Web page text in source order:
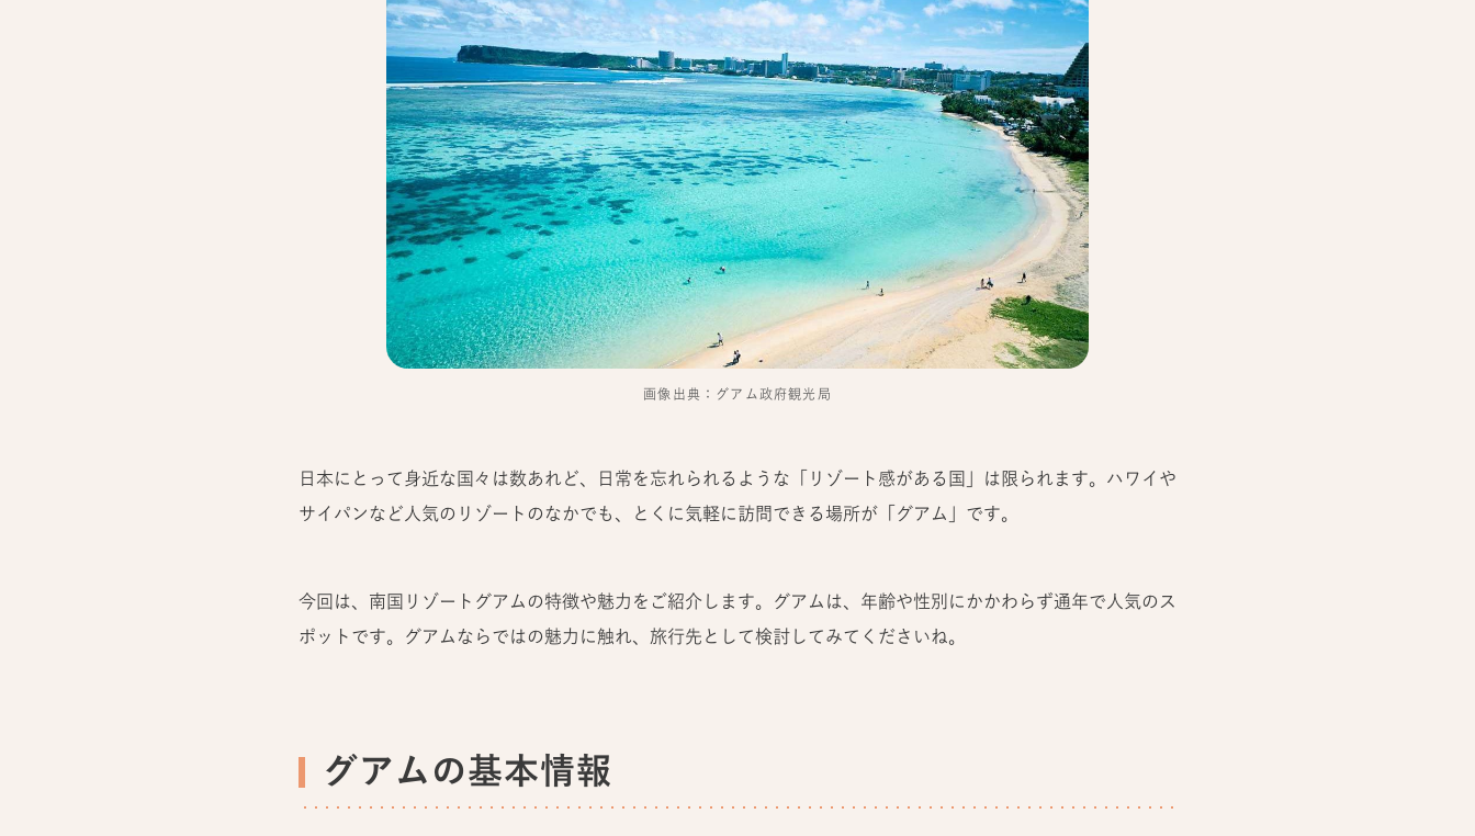
画像出典：グアム政府観光局
日本にとって身近な国々は数あれど、日常を忘れられるような「リゾート感がある国」は限られます。ハワイや
サイパンなど人気のリゾートのなかでも、とくに気軽に訪問できる場所が「グアム」です。
今回は、南国リゾートグアムの特徴や魅力をご紹介します。グアムは、年齢や性別にかかわらず通年で人気のス
ポットです。グアムならではの魅力に触れ、旅行先として検討してみてくださいね。
グアムの基本情報